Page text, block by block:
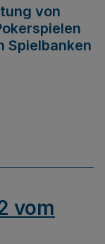
von
Spielbanken
vom